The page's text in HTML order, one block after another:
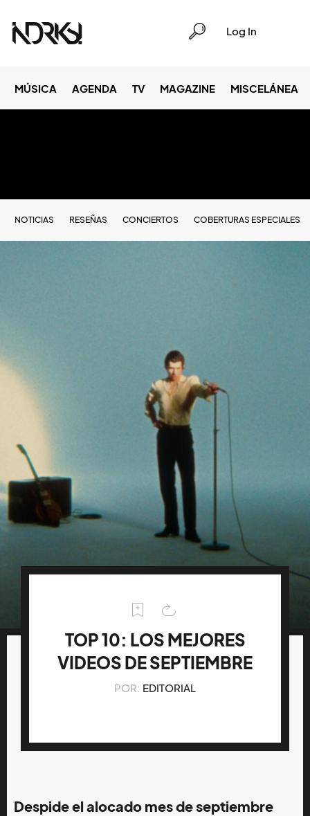
Log In
MÚSICA AGENDA TV MAGAZINE MISCELÁNEA
NOTICIAS RESEÑAS CONCIERTOS COBERTURAS ESPECIALES
TOP 10: LOS MEJORES
VIDEOS DE SEPTIEMBRE
POR: EDITORIAL
Despide el alocado mes de septiembre